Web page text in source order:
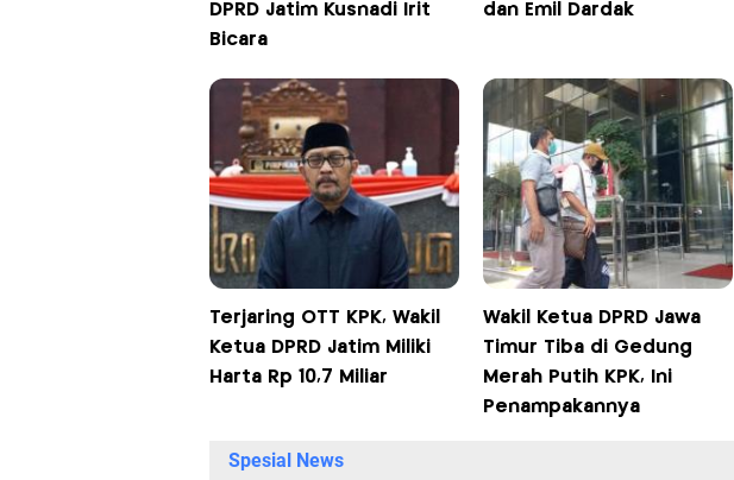
DPRD Jatim Kusnadi Irit
Bicara
dan Emil Dardak
Terjaring OTT KPK, Wakil
Ketua DPRD Jatim Miliki
Harta Rp 10,7 Miliar
Wakil Ketua DPRD Jawa
Timur Tiba di Gedung
Merah Putih KPK, Ini
Penampakannya